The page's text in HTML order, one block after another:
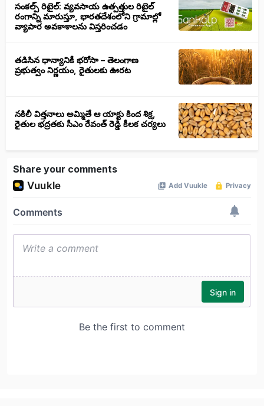
సంకల్ప్ రిటైల్: వ్యవసాయ ఉత్పత్తుల రిటైల్
రంగాన్ని మారుస్తూ, భారతదేశంలోని గ్రామాల్లో
వ్యాపార అవకాశాలను విస్తరించడం
తడిసిన ధాన్యానికీ భరోసా – తెలంగాణ
ప్రభుత్వం నిర్ణయం, రైతులకు ఊరట
నకిలీ విత్తనాలు అమ్మితే ఆ యాక్టు కింద శిక్ష,
రైతుల భద్రతకు సీఎం రేవంత్ రెడ్డి కీలక చర్యలు
Share your comments